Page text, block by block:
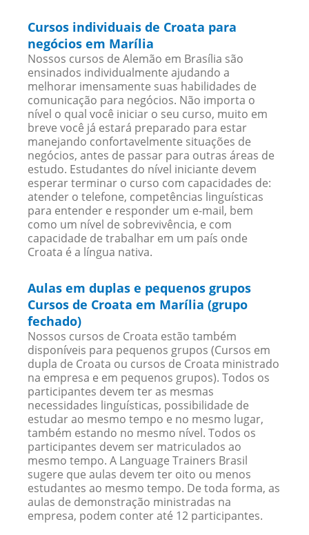
Cursos individuais de Croata para
negócios em Marília
Nossos cursos de Alemão em Brasília são
ensinados individualmente ajudando a
melhorar imensamente suas habilidades de
comunicação para negócios. Não importa o
nível o qual você iniciar o seu curso, muito em
breve você já estará preparado para estar
manejando confortavelmente situações de
negócios, antes de passar para outras áreas de
estudo. Estudantes do nível iniciante devem
esperar terminar o curso com capacidades de:
atender o telefone, competências linguísticas
para entender e responder um e-mail, bem
como um nível de sobrevivência, e com
capacidade de trabalhar em um país onde
Croata é a língua nativa.
Aulas em duplas e pequenos grupos
Cursos de Croata em Marília (grupo
fechado)
Nossos cursos de Croata estão também
disponíveis para pequenos grupos (Cursos em
dupla de Croata ou cursos de Croata ministrado
na empresa e em pequenos grupos). Todos os
participantes devem ter as mesmas
necessidades linguísticas, possibilidade de
estudar ao mesmo tempo e no mesmo lugar,
também estando no mesmo nível. Todos os
participantes devem ser matriculados ao
mesmo tempo. A Language Trainers Brasil
sugere que aulas devem ter oito ou menos
estudantes ao mesmo tempo. De toda forma, as
aulas de demonstração ministradas na
empresa, podem conter até 12 participantes.